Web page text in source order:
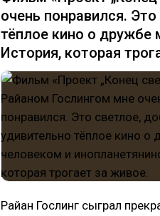
очень понравился.
тёплое кино о дружбе
История, которая
Райан Гослинг сыграл